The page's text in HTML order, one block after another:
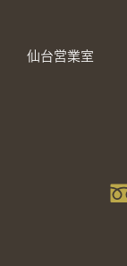
仙台営業室